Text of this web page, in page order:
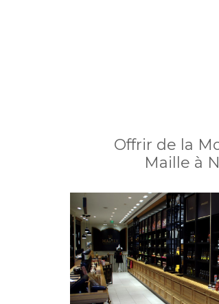
Offrir de la
Maille à